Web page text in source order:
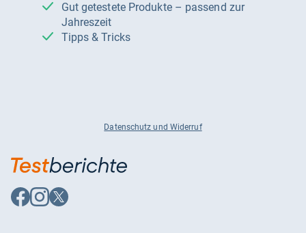
Gut getestete Produkte – passend zur
Jahreszeit
Tipps & Tricks
Datenschutz und Widerruf
Auf
Facebook
Auf
Instagram
Auf
X